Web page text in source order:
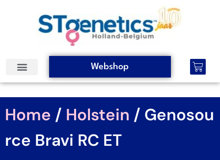
Webshop
Home / Holstein / Genosou
rce Bravi RC ET